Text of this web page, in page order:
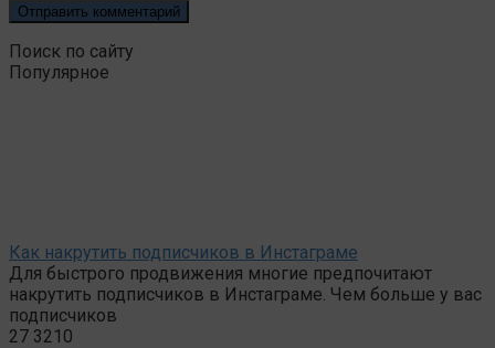
Поиск по сайту
Популярное
Как накрутить подписчиков в Инстаграме
Для быстрого продвижения многие предпочитают
накрутить подписчиков в Инстаграме. Чем больше у вас
подписчиков
27 3210